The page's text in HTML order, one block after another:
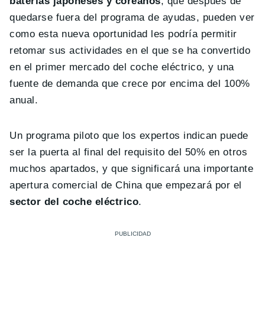
quedarse fuera del programa de ayudas, pueden ver
como esta nueva oportunidad les podría permitir
retomar sus actividades en el que se ha convertido
en el primer mercado del coche eléctrico, y una
fuente de demanda que crece por encima del 100%
anual.
Un programa piloto que los expertos indican puede
ser la puerta al final del requisito del 50% en otros
muchos apartados, y que significará una importante
apertura comercial de China que empezará por el
sector del coche eléctrico.